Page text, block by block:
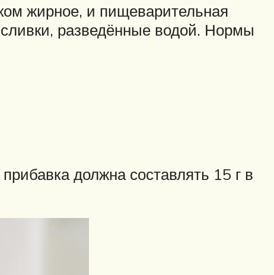
жирное, и пищеварительная
разведённые водой. Нормы
должна составлять 15 г в